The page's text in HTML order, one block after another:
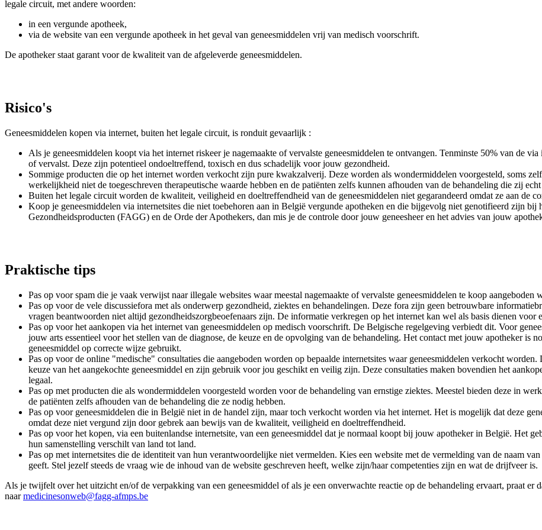
legale circuit, met andere woorden:
in een vergunde apotheek,
via de website van een vergunde apotheek in het geval van geneesmiddelen vrij van medisch voorschrift.
De apotheker staat garant voor de kwaliteit van de afgeleverde geneesmiddelen.
Risico's
Geneesmiddelen kopen via internet, buiten het legale circuit, is ronduit gevaarlijk :
Als je geneesmiddelen koopt via het internet riskeer je nagemaakte of vervalste geneesmiddelen te ontvangen. Tenminste 50% van de
of vervalst. Deze zijn potentieel ondoeltreffend, toxisch en dus schadelijk voor jouw gezondheid.
Sommige producten die op het internet worden verkocht zijn pure kwakzalverij. Deze worden als wondermiddelen voorgesteld, soms
werkelijkheid niet de toegeschreven therapeutische waarde hebben en de patiënten zelfs kunnen afhouden van de behandeling die zij
Buiten het legale circuit worden de kwaliteit, veiligheid en doeltreffendheid van de geneesmiddelen niet gegarandeerd omdat ze aan de
Koop je geneesmiddelen via internetsites die niet toebehoren aan in België vergunde apotheken en die bijgevolg niet genotifieerd zijn bij
Gezondheidsproducten (FAGG) en de Orde der Apothekers, dan mis je de controle door jouw geneesheer en het advies van jouw
Praktische tips
Pas op voor spam die je vaak verwijst naar illegale websites waar meestal nagemaakte of vervalste geneesmiddelen te koop aangeboden
Pas op voor de vele discussiefora met als onderwerp gezondheid, ziektes en behandelingen. Deze fora zijn geen betrouwbare
vragen beantwoorden niet altijd gezondheidszorgbeoefenaars zijn. De informatie verkregen op het internet kan wel als basis dienen voor
Pas op voor het aankopen via het internet van geneesmiddelen op medisch voorschrift. De Belgische regelgeving verbiedt dit. Voor
jouw arts essentieel voor het stellen van de diagnose, de keuze en de opvolging van de behandeling. Het contact met jouw apotheker is
geneesmiddel op correcte wijze gebruikt.
Pas op voor de online "medische" consultaties die aangeboden worden op bepaalde internetsites waar geneesmiddelen verkocht
keuze van het aangekochte geneesmiddel en zijn gebruik voor jou geschikt en veilig zijn. Deze consultaties maken bovendien het
legaal.
Pas op met producten die als wondermiddelen voorgesteld worden voor de behandeling van ernstige ziektes. Meestel bieden deze in
de patiënten zelfs afhouden van de behandeling die ze nodig hebben.
Pas op voor geneesmiddelen die in België niet in de handel zijn, maar toch verkocht worden via het internet. Het is mogelijk dat deze
omdat deze niet vergund zijn door gebrek aan bewijs van de kwaliteit, veiligheid en doeltreffendheid.
Pas op voor het kopen, via een buitenlandse internetsite, van een geneesmiddel dat je normaal koopt bij jouw apotheker in België. Het
hun samenstelling verschilt van land tot land.
Pas op met internetsites die de identiteit van hun verantwoordelijke niet vermelden. Kies een website met de vermelding van de naam
geeft. Stel jezelf steeds de vraag wie de inhoud van de website geschreven heeft, welke zijn/haar competenties zijn en wat de drijfveer is.
Als je twijfelt over het uitzicht en/of de verpakking van een geneesmiddel of als je een onverwachte reactie op de behandeling ervaart, praat
naar